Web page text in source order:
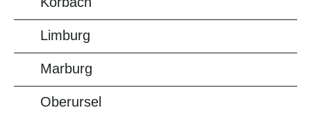
Limburg
Marburg
Oberursel